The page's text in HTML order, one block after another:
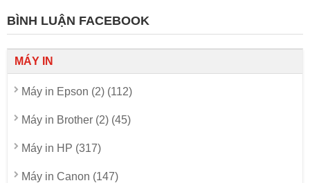
BÌNH LUẬN FACEBOOK
MÁY IN
Máy in Epson (2) (112)
Máy in Brother (2) (45)
Máy in HP (317)
Máy in Canon (147)